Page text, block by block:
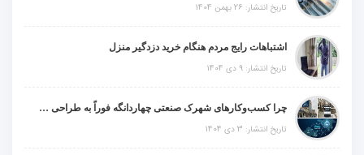
تاریخ انتشار: 26 بهمن 1404
اشتباهات رایج مردم هنگام خرید دزدگیر منزل
تاریخ انتشار: 9 دی 1404
چرا کسب‌وکارهای شهرک صنعتی چهاردانگه فوراً به طراحی سایت نیاز دارند؟
تاریخ انتشار: 3 دی 1404